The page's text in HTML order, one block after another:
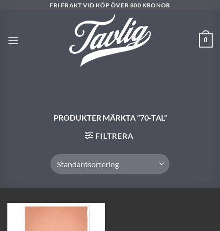
FRI FRAKT VID KÖP ÖVER 800 KRONOR
0
PRODUKTER MÄRKTA ”70-TAL”
FILTRERA